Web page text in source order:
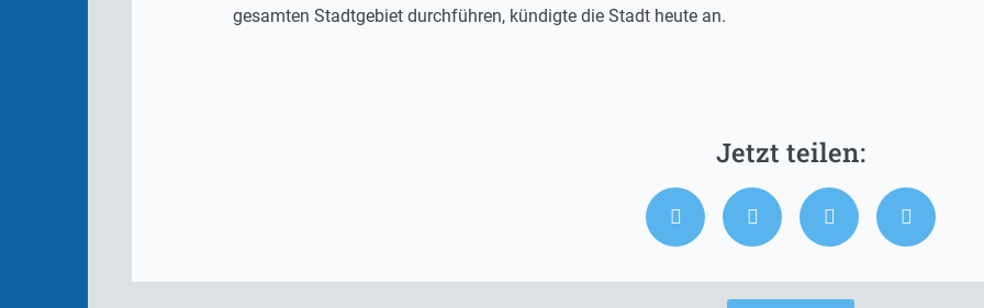
gesamten Stadtgebiet durchführen, kündigte die Stadt heute an.